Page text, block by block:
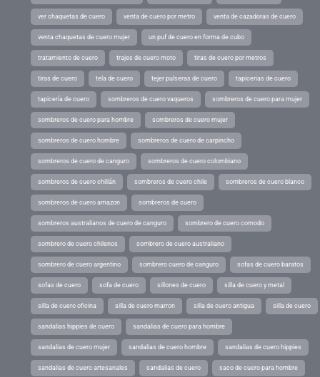
ver chaquetas de cuero venta de cuero por metro venta de cazadoras de cuero
venta chaquetas de cuero mujer un puf de cuero en forma de cubo
tratamiento de cuero trajes de cuero moto tiras de cuero por metros
tiras de cuero tela de cuero tejer pulseras de cuero tapicerias de cuero
tapicería de cuero sombreros de cuero vaqueros sombreros de cuero para mujer
sombreros de cuero para hombre sombreros de cuero mujer
sombreros de cuero hombre sombreros de cuero de carpincho
sombreros de cuero de canguro sombreros de cuero colombiano
sombreros de cuero chillán sombreros de cuero chile sombreros de cuero blanco
sombreros de cuero amazon sombreros de cuero
sombreros australianos de cuero de canguro sombrero de cuero comodo
sombrero de cuero chilenos sombrero de cuero australiano
sombrero de cuero argentino sombrero cuero de canguro sofas de cuero baratos
sofas de cuero sofa de cuero sillones de cuero silla de cuero y metal
silla de cuero oficina silla de cuero marron silla de cuero antigua silla de cuero
sandalias hippies de cuero sandalias de cuero para hombre
sandalias de cuero mujer sandalias de cuero hombre sandalias de cuero hippies
sandalias de cuero artesanales sandalias de cuero saco de cuero para hombre